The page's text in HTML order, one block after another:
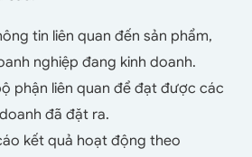
tin liên quan đến sản phẩm,
nghiệp đang kinh doanh.
phận liên quan để đạt được các
đã đặt ra.
kết quả hoạt động theo